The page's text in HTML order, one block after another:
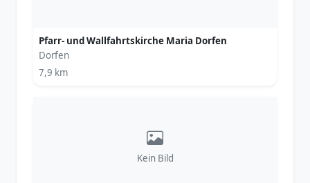
Pfarr- und Wallfahrtskirche Maria Dorfen
Dorfen
7,9 km
Kein Bild